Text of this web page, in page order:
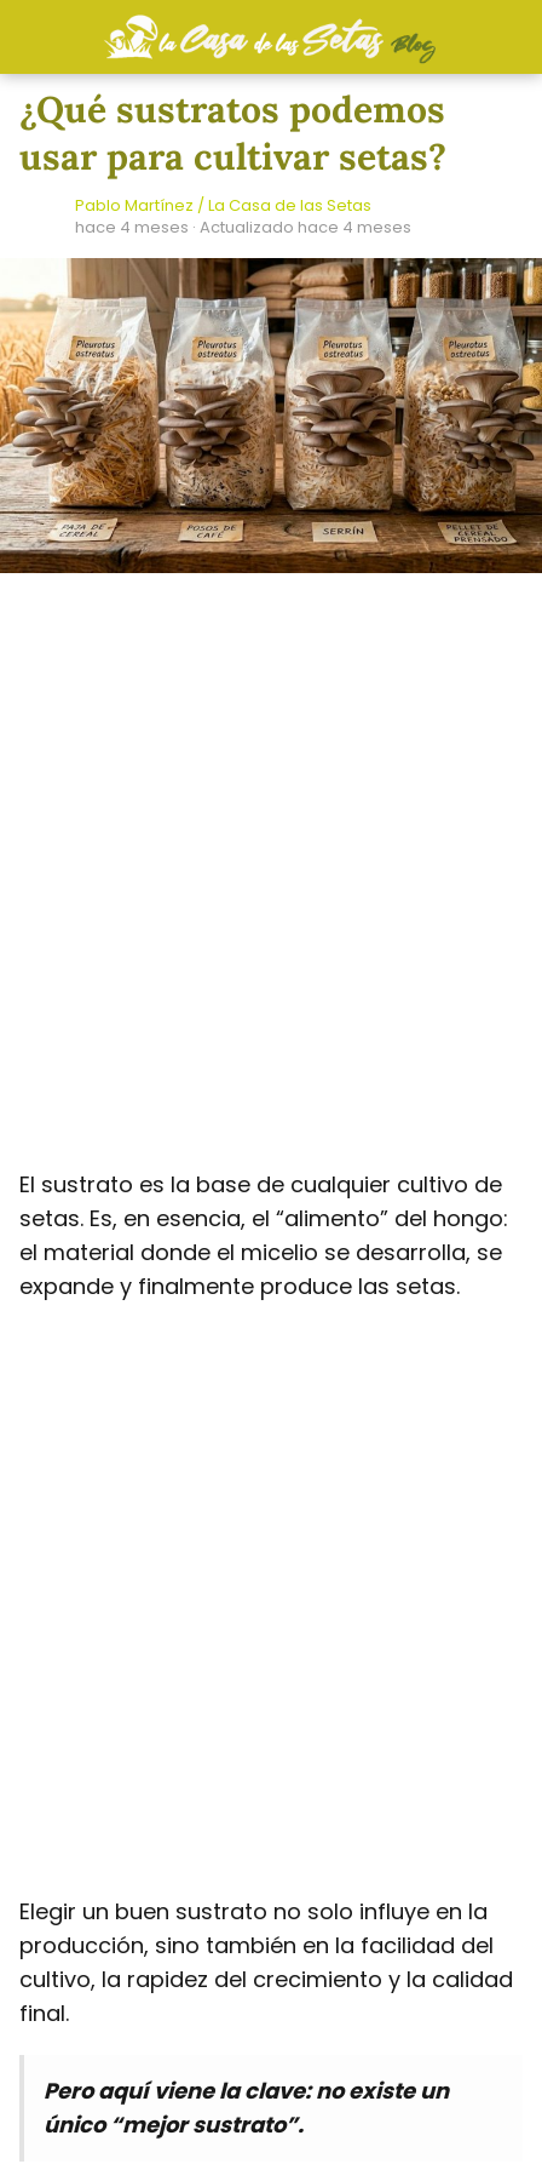
¿Qué sustratos podemos
usar para cultivar setas?
Pablo Martínez / La Casa de las Setas
hace 4 meses · Actualizado hace 4 meses
El sustrato es la base de cualquier cultivo de
setas. Es, en esencia, el “alimento” del hongo:
el material donde el micelio se desarrolla, se
expande y finalmente produce las setas.
Elegir un buen sustrato no solo influye en la
producción, sino también en la facilidad del
cultivo, la rapidez del crecimiento y la calidad
final.
Pero aquí viene la clave: no existe un
único “mejor sustrato”.